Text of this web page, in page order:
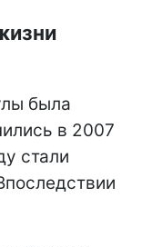
была
в 2007
стали